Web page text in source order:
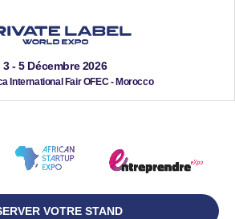
3 - 5 Décembre 2026
International Fair OFEC - Morocco
VOTRE STAND